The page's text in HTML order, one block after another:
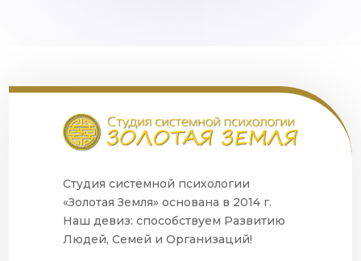
Студия системной психологии
«Золотая Земля» основана в 2014 г.
Наш девиз: способствуем Развитию
Людей, Семей и Организаций!